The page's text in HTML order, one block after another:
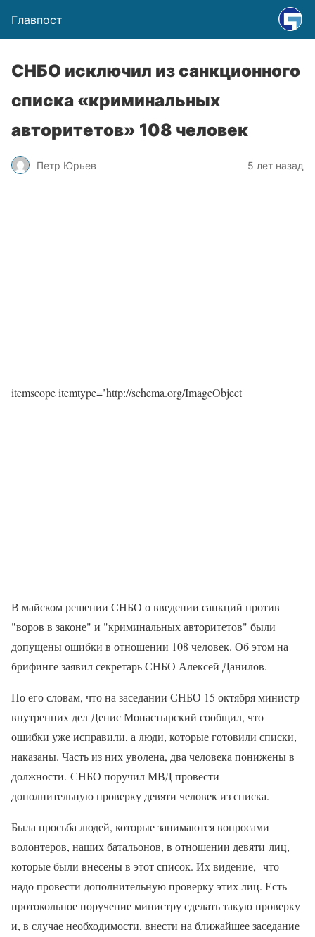
Главпост
СНБО исключил из санкционного
списка «криминальных
авторитетов» 108 человек
Петр Юрьев 5 лет назад
itemscope itemtype=’http://schema.org/ImageObject
В майском решении СНБО о введении санкций против
"воров в законе" и "криминальных авторитетов" были
допущены ошибки в отношении 108 человек. Об этом на
брифинге заявил секретарь СНБО Алексей Данилов.
По его словам, что на заседании СНБО 15 октября министр
внутренних дел Денис Монастырский сообщил, что
ошибки уже исправили, а люди, которые готовили списки,
наказаны. Часть из них уволена, два человека понижены в
должности. СНБО поручил МВД провести
дополнительную проверку девяти человек из списка.
Была просьба людей, которые занимаются вопросами
волонтеров, наших батальонов, в отношении девяти лиц,
которые были внесены в этот список. Их видение, что
надо провести дополнительную проверку этих лиц. Есть
протокольное поручение министру сделать такую ​​проверку
и, в случае необходимости, внести на ближайшее заседание